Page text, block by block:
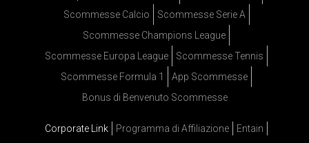
Scommesse Calcio
Scommesse Serie A
Scommesse Champions League
Scommesse Europa League
Scommesse Tennis
Scommesse Formula 1
App Scommesse
Bonus di Benvenuto Scommesse
Corporate Link Programma di Affiliazione
Entain